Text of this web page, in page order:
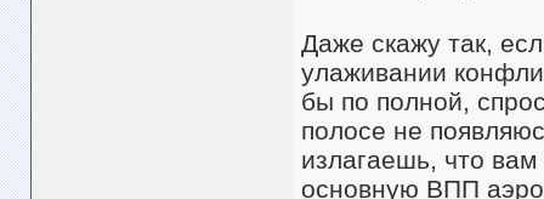
Даже скажу так,
улаживании
бы по полной,
полосе не
излагаешь, что
основную ВПП